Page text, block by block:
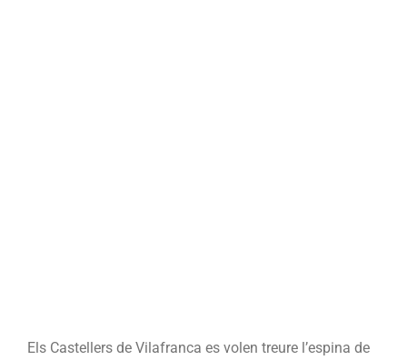
Els Castellers de Vilafranca es volen treure l’espina de